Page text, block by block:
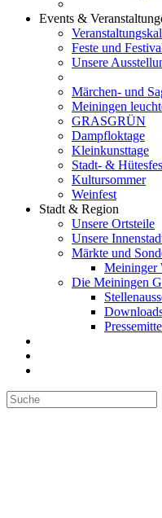
Events &
Feste und
Unsere
Märchen- und
Meiningen
GRASGRÜN
Dampfloktage
Kleinkunsttage
Stadt- &
Kultursommer
Weinfest
Stadt & Region
Unsere Ortsteile
Unsere
Märkte und
Meininger
Die Meiningen